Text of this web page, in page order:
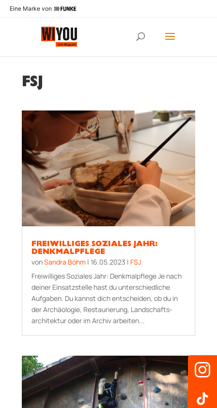
Eine Marke von
FSJ
FREIWILLIGES SOZIALES JAHR:
DENKMALPFLEGE
vonSandra Böhm | 16.05.2023 | FSJ
Freiwilliges Soziales Jahr: Denk­mal­pfle­ge Je nach
deiner Einsatzstelle hast du unterschiedliche
Aufgaben. Du kannst dich entscheiden, ob du in
der Archä­ologie, Restau­rie­rung, Landschafts­
archi­tektur oder im Archiv arbeiten...